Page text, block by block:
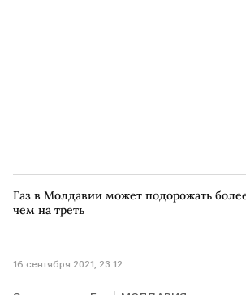
Газ в Молдавии может подорожать
чем на треть
16 сентября 2021, 23:12